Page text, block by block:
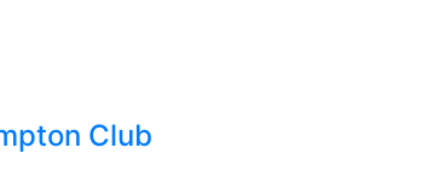
Club